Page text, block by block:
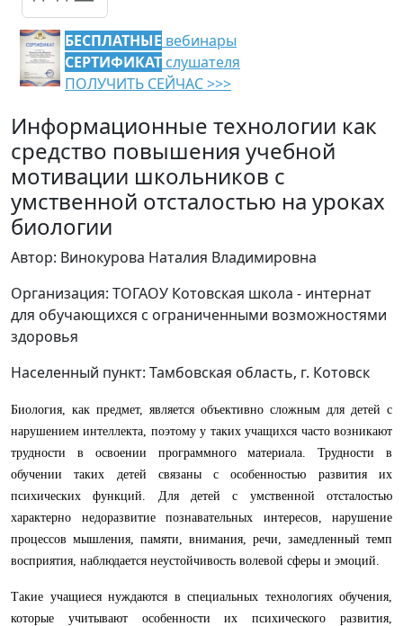
БЕСПЛАТНЫЕ вебинары
СЕРТИФИКАТ слушателя
ПОЛУЧИТЬ СЕЙЧАС >>>
Информационные технологии как
средство повышения учебной
мотивации школьников с
умственной отсталостью на уроках
биологии
Автор: Винокурова Наталия Владимировна
Организация: ТОГАОУ Котовская школа - интернат
для обучающихся с ограниченными возможностями
здоровья
Населенный пункт: Тамбовская область, г. Котовск
Биология, как предмет, является объективно сложным для детей с
нарушением интеллекта, поэтому у таких учащихся часто возникают
трудности в освоении программного материала. Трудности в
обучении таких детей связаны с особенностью развития их
психических функций. Для детей с умственной отсталостью
характерно недоразвитие познавательных интересов, нарушение
процессов мышления, памяти, внимания, речи, замедленный темп
восприятия, наблюдается неустойчивость волевой сферы и эмоций.
Такие учащиеся нуждаются в специальных технологиях обучения,
которые учитывают особенности их психического развития,